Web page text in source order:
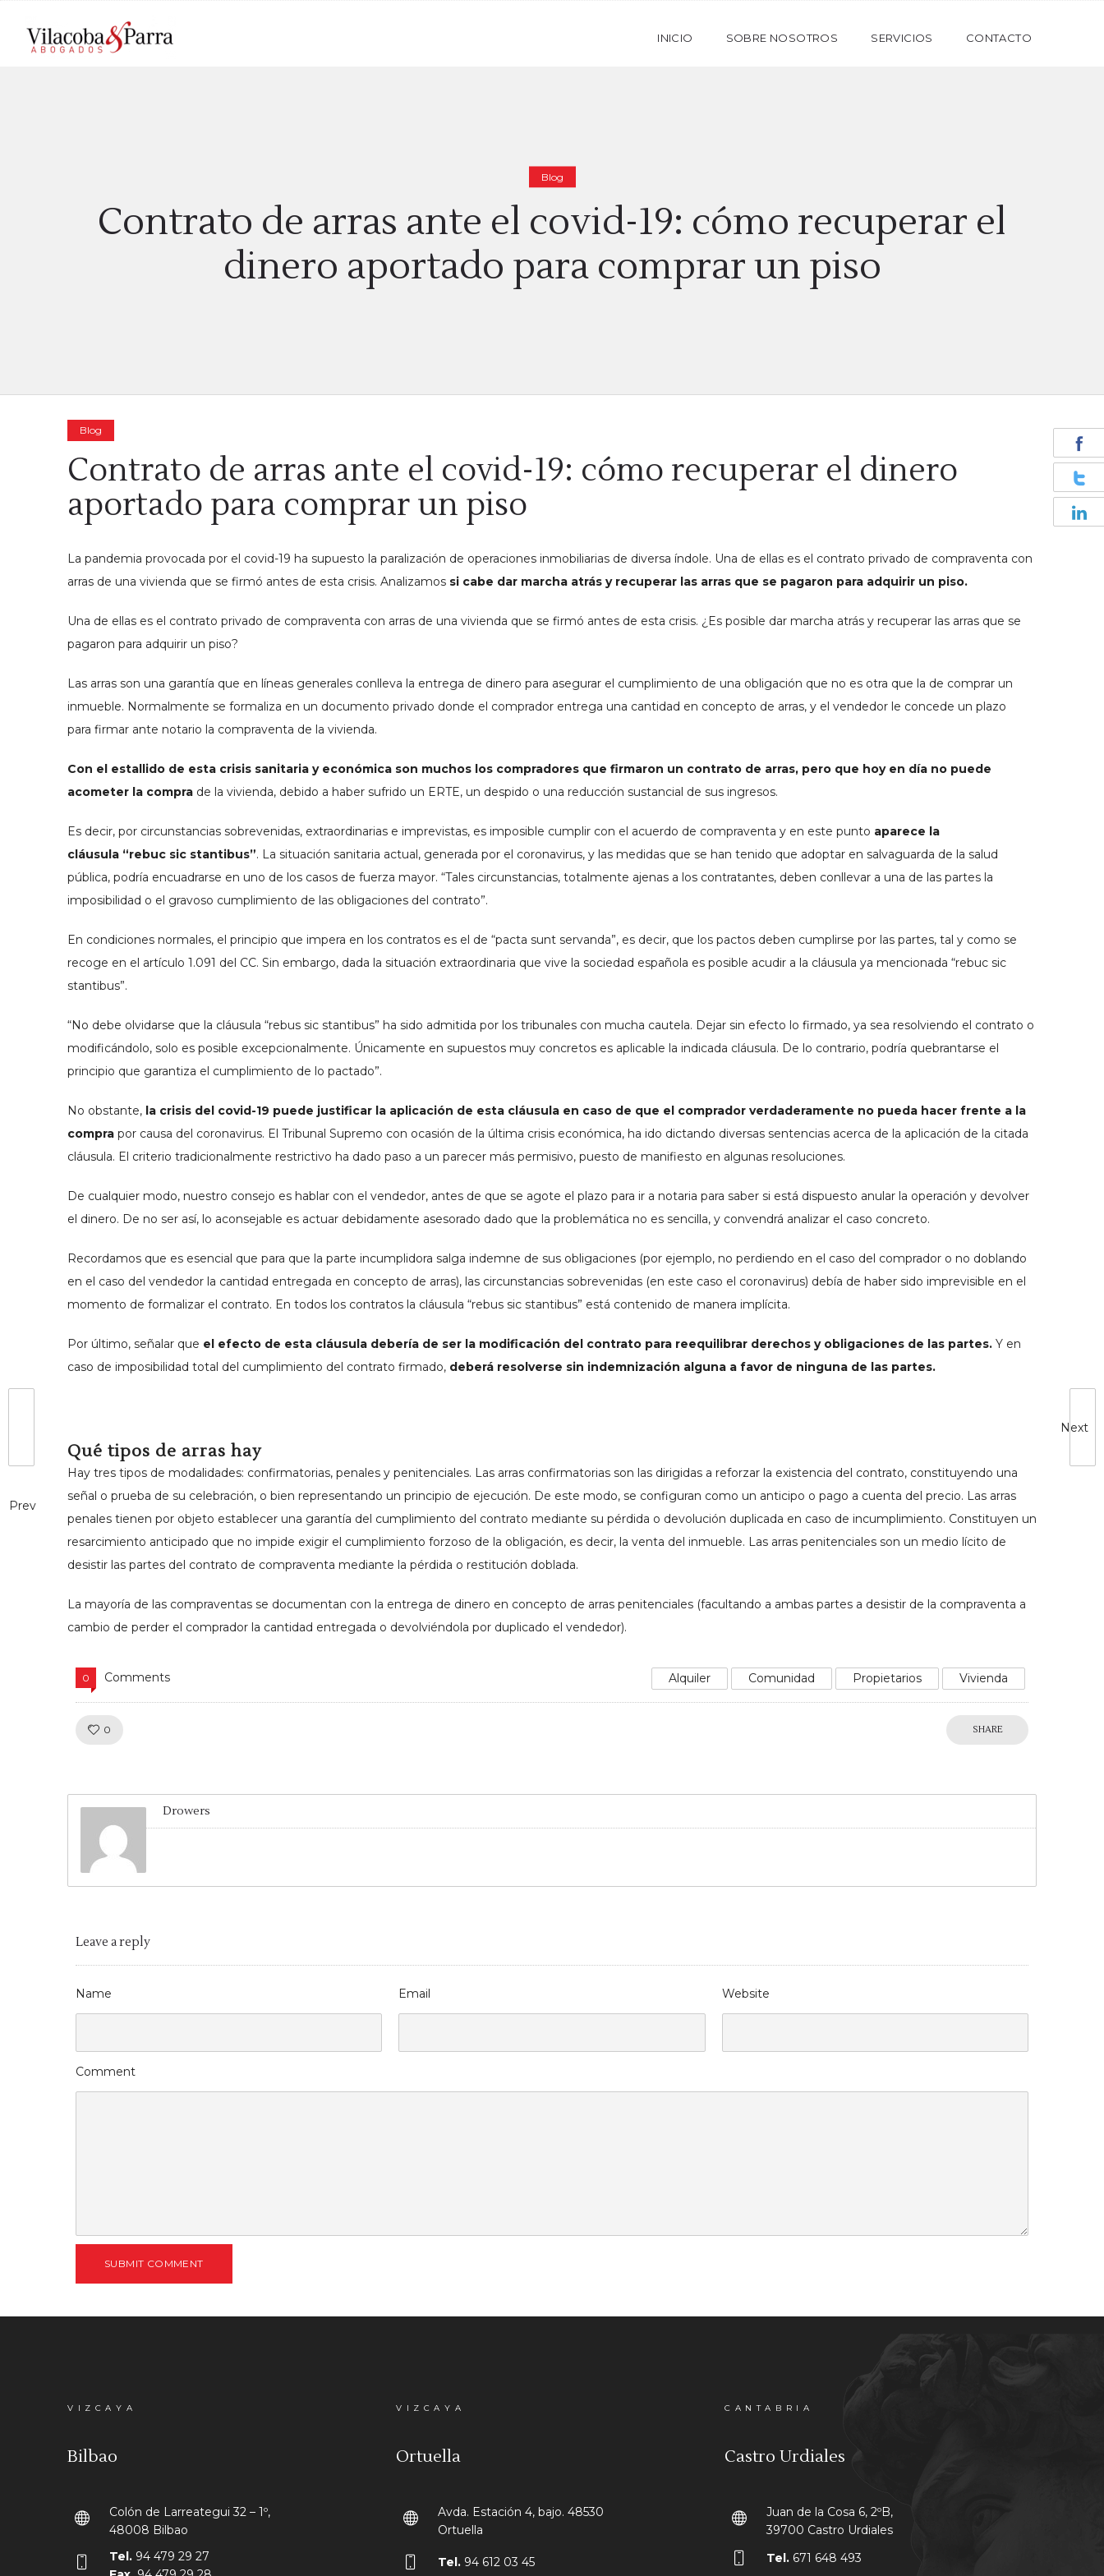
INICIO SOBRE NOSOTROS SERVICIOS CONTACTO
Blog
Contrato de arras ante el covid-19: cómo recuperar el
dinero aportado para comprar un piso
Prev
Next
Blog
Contrato de arras ante el covid-19: cómo recuperar el dinero
aportado para comprar un piso
La pandemia provocada por el covid-19 ha supuesto la paralización de operaciones inmobiliarias de diversa índole. Una de ellas es el contrato privado de compraventa con
arras de una vivienda que se firmó antes de esta crisis. Analizamos si cabe dar marcha atrás y recuperar las arras que se pagaron para adquirir un piso.
Una de ellas es el contrato privado de compraventa con arras de una vivienda que se firmó antes de esta crisis. ¿Es posible dar marcha atrás y recuperar las arras que se
pagaron para adquirir un piso?
Las arras son una garantía que en líneas generales conlleva la entrega de dinero para asegurar el cumplimiento de una obligación que no es otra que la de comprar un
inmueble. Normalmente se formaliza en un documento privado donde el comprador entrega una cantidad en concepto de arras, y el vendedor le concede un plazo
para firmar ante notario la compraventa de la vivienda.
Con el estallido de esta crisis sanitaria y económica son muchos los compradores que firmaron un contrato de arras, pero que hoy en día no puede
acometer la compra de la vivienda, debido a haber sufrido un ERTE, un despido o una reducción sustancial de sus ingresos.
Es decir, por circunstancias sobrevenidas, extraordinarias e imprevistas, es imposible cumplir con el acuerdo de compraventa y en este punto aparece la
cláusula “rebuc sic stantibus”. La situación sanitaria actual, generada por el coronavirus, y las medidas que se han tenido que adoptar en salvaguarda de la salud
pública, podría encuadrarse en uno de los casos de fuerza mayor. “Tales circunstancias, totalmente ajenas a los contratantes, deben conllevar a una de las partes la
imposibilidad o el gravoso cumplimiento de las obligaciones del contrato”.
En condiciones normales, el principio que impera en los contratos es el de “pacta sunt servanda”, es decir, que los pactos deben cumplirse por las partes, tal y como se
recoge en el artículo 1.091 del CC. Sin embargo, dada la situación extraordinaria que vive la sociedad española es posible acudir a la cláusula ya mencionada “rebuc sic
stantibus”.
“No debe olvidarse que la cláusula “rebus sic stantibus” ha sido admitida por los tribunales con mucha cautela. Dejar sin efecto lo firmado, ya sea resolviendo el contrato o
modificándolo, solo es posible excepcionalmente. Únicamente en supuestos muy concretos es aplicable la indicada cláusula. De lo contrario, podría quebrantarse el
principio que garantiza el cumplimiento de lo pactado”.
No obstante, la crisis del covid-19 puede justificar la aplicación de esta cláusula en caso de que el comprador verdaderamente no pueda hacer frente a la
compra por causa del coronavirus. El Tribunal Supremo con ocasión de la última crisis económica, ha ido dictando diversas sentencias acerca de la aplicación de la citada
cláusula. El criterio tradicionalmente restrictivo ha dado paso a un parecer más permisivo, puesto de manifiesto en algunas resoluciones.
De cualquier modo, nuestro consejo es hablar con el vendedor, antes de que se agote el plazo para ir a notaria para saber si está dispuesto anular la operación y devolver
el dinero. De no ser así, lo aconsejable es actuar debidamente asesorado dado que la problemática no es sencilla, y convendrá analizar el caso concreto.
Recordamos que es esencial que para que la parte incumplidora salga indemne de sus obligaciones (por ejemplo, no perdiendo en el caso del comprador o no doblando
en el caso del vendedor la cantidad entregada en concepto de arras), las circunstancias sobrevenidas (en este caso el coronavirus) debía de haber sido imprevisible en el
momento de formalizar el contrato. En todos los contratos la cláusula “rebus sic stantibus” está contenido de manera implícita.
Por último, señalar que el efecto de esta cláusula debería de ser la modificación del contrato para reequilibrar derechos y obligaciones de las partes. Y en
caso de imposibilidad total del cumplimiento del contrato firmado, deberá resolverse sin indemnización alguna a favor de ninguna de las partes.
Qué tipos de arras hay
Hay tres tipos de modalidades: confirmatorias, penales y penitenciales. Las arras confirmatorias son las dirigidas a reforzar la existencia del contrato, constituyendo una
señal o prueba de su celebración, o bien representando un principio de ejecución. De este modo, se configuran como un anticipo o pago a cuenta del precio. Las arras
penales tienen por objeto establecer una garantía del cumplimiento del contrato mediante su pérdida o devolución duplicada en caso de incumplimiento. Constituyen un
resarcimiento anticipado que no impide exigir el cumplimiento forzoso de la obligación, es decir, la venta del inmueble. Las arras penitenciales son un medio lícito de
desistir las partes del contrato de compraventa mediante la pérdida o restitución doblada.
La mayoría de las compraventas se documentan con la entrega de dinero en concepto de arras penitenciales (facultando a ambas partes a desistir de la compraventa a
cambio de perder el comprador la cantidad entregada o devolviéndola por duplicado el vendedor).
0 Comments Alquiler Comunidad Propietarios Vivienda
0 SHARE
Drowers
Leave a reply
Name Email Website
Comment
SUBMIT COMMENT
VIZCAYA
Bilbao
Colón de Larreategui 32 – 1º,
48008 Bilbao
Tel. 94 479 29 27
VIZCAYA
Ortuella
Avda. Estación 4, bajo. 48530
Ortuella
Tel. 94 612 03 45
CANTABRIA
Castro Urdiales
Juan de la Cosa 6, 2ºB,
39700 Castro Urdiales
Tel. 671 648 493